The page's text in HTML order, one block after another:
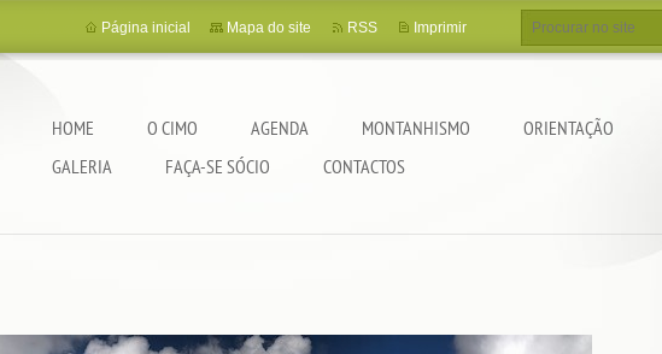
HOME O CIMO AGENDA MONTANHISMO ORIENTAÇÃO
GALERIA
FAÇA-SE SÓCIO CONTACTOS
Página inicial Mapa do site RSS Imprimir